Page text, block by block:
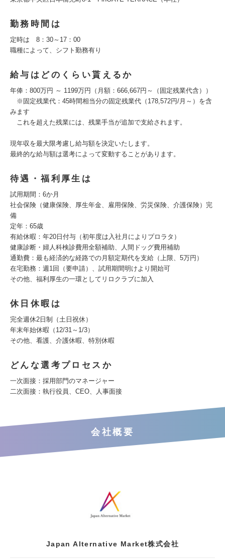
勤務時間は
定時は 8：30～17：00
職種によって、シフト勤務有り
給与はどのくらい貰えるか
年俸：800万円 ～ 1199万円（月額：666,667円～（固定残業代含））
※固定残業代：45時間相当分の固定残業代（178,572円/月～）を含
みます
これを超えた残業には、残業手当が追加で支給されます。
現年収を最大限考慮し給与額を決定いたします。
最終的な給与額は選考によって変動することがあります。
待遇・福利厚生は
試用期間：6か月
社会保険（健康保険、厚生年金、雇用保険、労災保険、介護保険）完
備
定年：65歳
有給休暇：年20日付与（初年度は入社月によりプロラタ）
健康診断・婦人科検診費用全額補助、人間ドッグ費用補助
通勤費：最も経済的な経路での月額定期代を支給（上限、5万円）
在宅勤務：週1回（要申請）、試用期間明けより開始可
その他、福利厚生の一環としてリロクラブに加入
休日休暇は
完全週休2日制（土日祝休）
年末年始休暇（12/31～1/3）
その他、看護、介護休暇、特別休暇
どんな選考プロセスか
一次面接：採用部門のマネージャー
二次面接：執行役員、CEO、人事面接
会社概要
Japan Alternative Market株式会社